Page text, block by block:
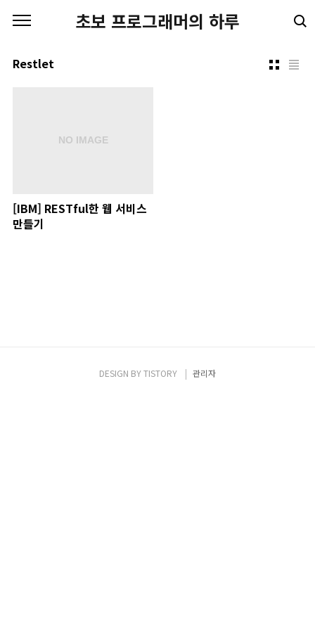
초보 프로그래머의 하루
Restlet
[IBM] RESTful한 웹 서비스
만들기
DESIGN BYTISTORY 관리자